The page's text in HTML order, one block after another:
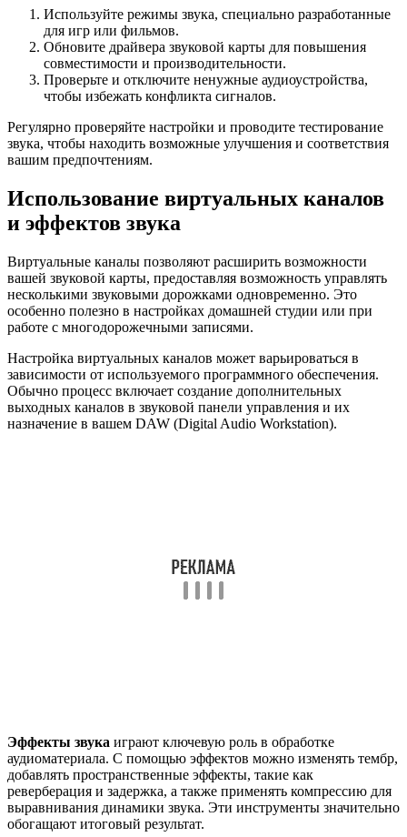
Используйте режимы звука, специально разработанные
для игр или фильмов.
Обновите драйвера звуковой карты для повышения
совместимости и производительности.
Проверьте и отключите ненужные аудиоустройства,
чтобы избежать конфликта сигналов.
Регулярно проверяйте настройки и проводите тестирование
звука, чтобы находить возможные улучшения и соответствия
вашим предпочтениям.
Использование виртуальных каналов
и эффектов звука
Виртуальные каналы позволяют расширить возможности
вашей звуковой карты, предоставляя возможность управлять
несколькими звуковыми дорожками одновременно. Это
особенно полезно в настройках домашней студии или при
работе с многодорожечными записями.
Настройка виртуальных каналов может варьироваться в
зависимости от используемого программного обеспечения.
Обычно процесс включает создание дополнительных
выходных каналов в звуковой панели управления и их
назначение в вашем DAW (Digital Audio Workstation).
Эффекты звука играют ключевую роль в обработке
аудиоматериала. С помощью эффектов можно изменять тембр,
добавлять пространственные эффекты, такие как
реверберация и задержка, а также применять компрессию для
выравнивания динамики звука. Эти инструменты значительно
обогащают итоговый результат.